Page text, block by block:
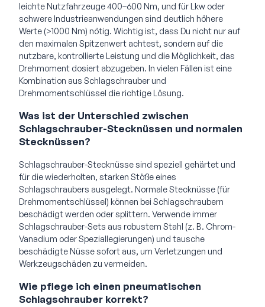
leichte Nutzfahrzeuge 400–600 Nm, und für Lkw oder
schwere Industrieanwendungen sind deutlich höhere
Werte (>1000 Nm) nötig. Wichtig ist, dass Du nicht nur auf
den maximalen Spitzenwert achtest, sondern auf die
nutzbare, kontrollierte Leistung und die Möglichkeit, das
Drehmoment dosiert abzugeben. In vielen Fällen ist eine
Kombination aus Schlagschrauber und
Drehmomentschlüssel die richtige Lösung.
Was ist der Unterschied zwischen
Schlagschrauber-Stecknüssen und normalen
Stecknüssen?
Schlagschrauber-Stecknüsse sind speziell gehärtet und
für die wiederholten, starken Stöße eines
Schlagschraubers ausgelegt. Normale Stecknüsse (für
Drehmomentschlüssel) können bei Schlagschraubern
beschädigt werden oder splittern. Verwende immer
Schlagschrauber-Sets aus robustem Stahl (z. B. Chrom-
Vanadium oder Speziallegierungen) und tausche
beschädigte Nüsse sofort aus, um Verletzungen und
Werkzeugschäden zu vermeiden.
Wie pflege ich einen pneumatischen
Schlagschrauber korrekt?